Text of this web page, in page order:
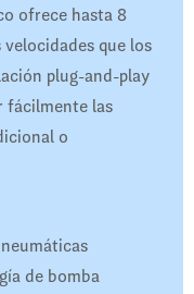
ofrece hasta 8
que los
plug-and-play
fácilmente las
o
de bomba